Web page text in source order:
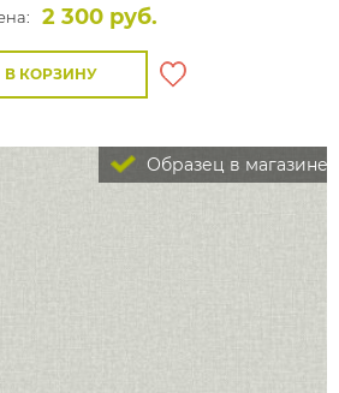
2 300 руб.
В КОРЗИНУ
Образец в магазине